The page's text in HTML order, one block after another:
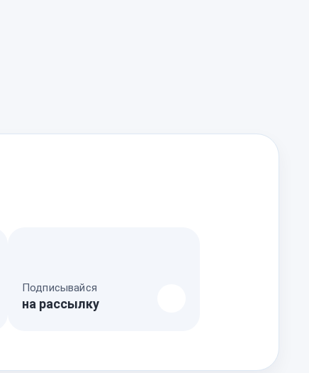
Подписывайся
на рассылку